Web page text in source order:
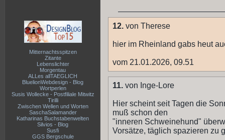
Mitternachtsspitzen
Zitante
Lebenslichter
Morgentau
ALLes allTAEGLICH
BluelionWebdesign - Blog
Wortperlen
Susis Wollecke - Postfiliale Mitwitz
Tirilli
Zwischen Wellen und Worten
SaschaSalamander
Katharinas Buchstabenwelten
Silvios - Blog
Susfi
GGS Bergschule
12. von Therese
hier im Rheinland gabs heut
vom 21.01.2026, 09.51
11. von Inge-Lore
Hier scheint seit Tagen die
muß schon den
"inneren Schweinehund"
Vorsätze, täglich spazieren zu